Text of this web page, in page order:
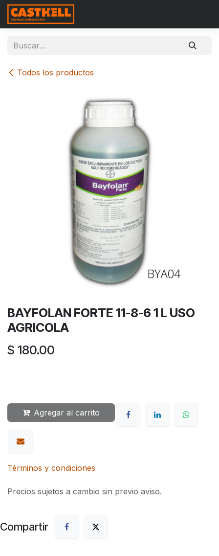
Ir al contenido
Todos los productos
BAYFOLAN FORTE 11-8-6 1 L USO
AGRICOLA
$ 180.00
Agregar al carrito
Términos y condiciones
Precios sujetos a cambio sin previo aviso.
Compartir